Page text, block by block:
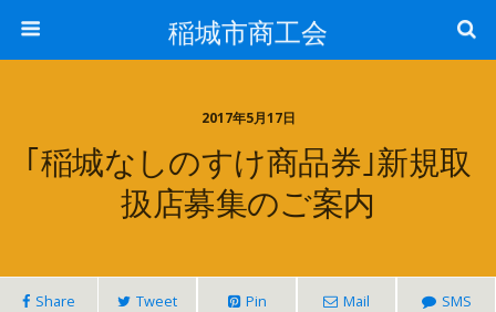
稲城市商工会
2017年5月17日
｢稲城なしのすけ商品券｣新規取
扱店募集のご案内
Share Tweet Pin Mail SMS